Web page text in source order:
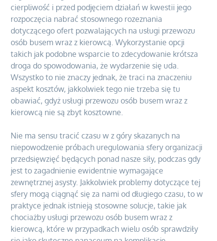
cierpliwość i przed podjęciem działań w kwestii jego
rozpoczęcia nabrać stosownego rozeznania
dotyczącego ofert pozwalających na usługi przewozu
osób busem wraz z kierowcą. Wykorzystanie opcji
takich jak podobne wsparcie to zdecydowanie krótsza
droga do spowodowania, że wydarzenie się uda.
Wszystko to nie znaczy jednak, że traci na znaczeniu
aspekt kosztów, jakkolwiek tego nie trzeba się tu
obawiać, gdyż usługi przewozu osób busem wraz z
kierowcą nie są zbyt kosztowne.
Nie ma sensu tracić czasu w z góry skazanych na
niepowodzenie próbach uregulowania sfery organizacji
przedsięwzięć będących ponad nasze siły, podczas gdy
jest to zagadnienie ewidentnie wymagające
zewnętrznej asysty. Jakkolwiek problemy dotyczące tej
sfery mogą ciągnąć się za nami od długiego czasu, to w
praktyce jednak istnieją stosowne solucje, takie jak
chociażby usługi przewozu osób busem wraz z
kierowcą, które w przypadkach wielu osób sprawdziły